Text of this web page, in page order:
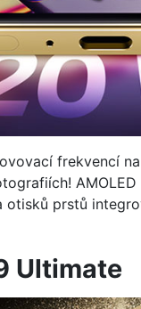
frekvencí
prstů
Ultimate